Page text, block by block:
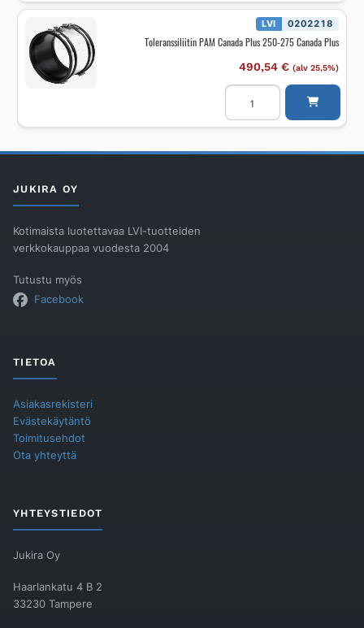
S
DN50/45°/SMU
määrä
LVI 0202218
Toleranssiliitin PAM Canada Plus 250-275 Canada Plus
490,54 € (alv 25,5%)
Toleranssiliitin
Canada
Plus
Canada
JUKIRA OY
Kotimaista luotettavaa LVI-tuotteiden
verkkokauppaa vuodesta 2004
Tutustu myös
Facebook
TIETOA
Asiakasrekisteri
Evästekäytäntö
Toimitusehdot
Ota yhteyttä
YHTEYSTIEDOT
Jukira Oy
Haarlankatu 4 B 2
33230 Tampere